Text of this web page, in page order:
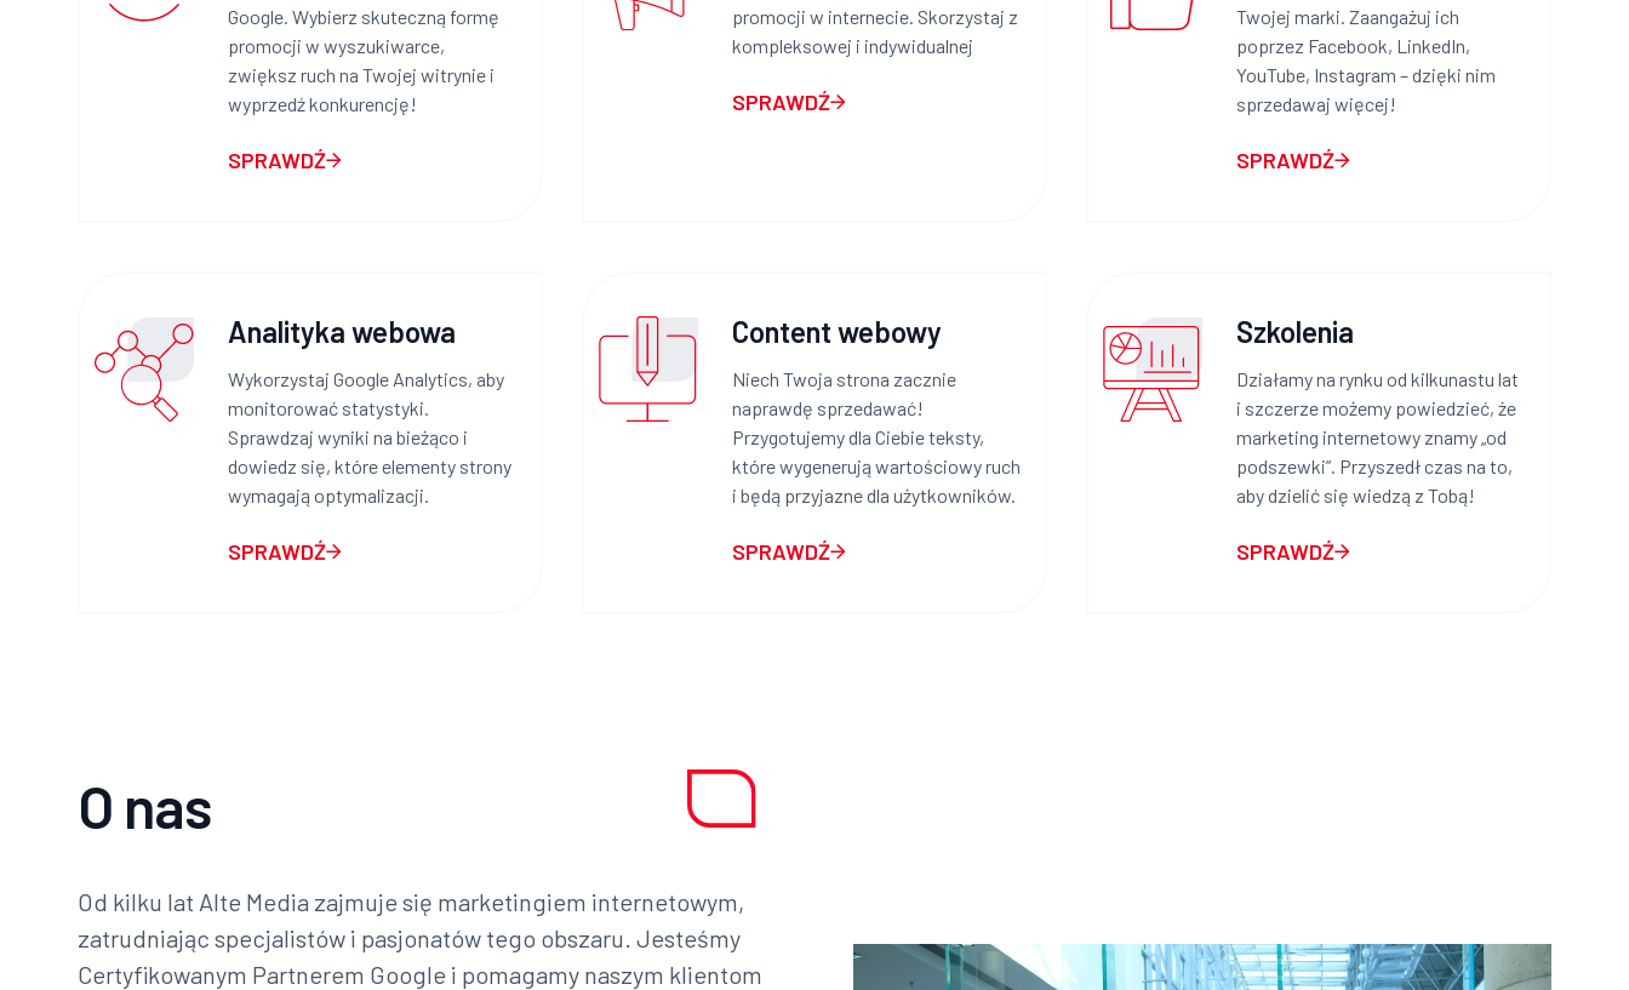
Google. Wybierz skuteczną formę
promocji w wyszukiwarce,
zwiększ ruch na Twojej witrynie i
wyprzedź konkurencję!
SPRAWDŹ
promocji w internecie. Skorzystaj z
kompleksowej i indywidualnej
SPRAWDŹ
Twojej marki. Zaangażuj ich
poprzez Facebook, LinkedIn,
YouTube, Instagram – dzięki nim
sprzedawaj więcej!
SPRAWDŹ
Analityka webowa
Wykorzystaj Google Analytics, aby
monitorować statystyki.
Sprawdzaj wyniki na bieżąco i
dowiedz się, które elementy strony
wymagają optymalizacji.
SPRAWDŹ
Content webowy
Niech Twoja strona zacznie
naprawdę sprzedawać!
Przygotujemy dla Ciebie teksty,
które wygenerują wartościowy ruch
i będą przyjazne dla użytkowników.
SPRAWDŹ
Szkolenia
Działamy na rynku od kilkunastu lat
i szczerze możemy powiedzieć, że
marketing internetowy znamy „od
podszewki”. Przyszedł czas na to,
aby dzielić się wiedzą z Tobą!
SPRAWDŹ
O nas
Od kilku lat Alte Media zajmuje się marketingiem internetowym,
zatrudniając specjalistów i pasjonatów tego obszaru. Jesteśmy
Certyfikowanym Partnerem Google i pomagamy naszym klientom